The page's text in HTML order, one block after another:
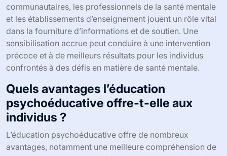
communautaires, les professionnels de la santé mentale
et les établissements d’enseignement jouent un rôle vital
dans la fourniture d’informations et de soutien. Une
sensibilisation accrue peut conduire à une intervention
précoce et à de meilleurs résultats pour les individus
confrontés à des défis en matière de santé mentale.
Quels avantages l’éducation
psychoéducative offre-t-elle aux
individus ?
L’éducation psychoéducative offre de nombreux
avantages, notamment une meilleure compréhension de